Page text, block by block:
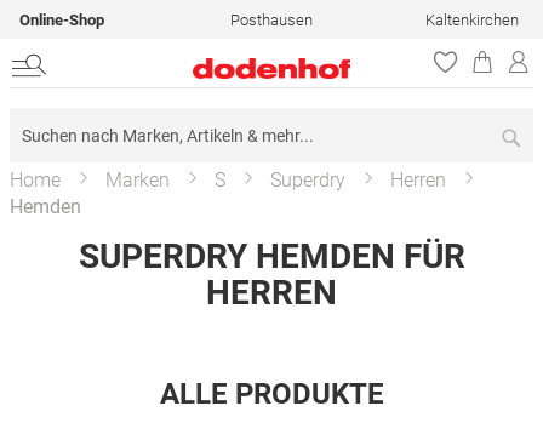
Online-Shop Posthausen Kaltenkirchen
Home Marken S Superdry
Herren
Hemden
SUPERDRY HEMDEN FÜR
HERREN
ALLE PRODUKTE